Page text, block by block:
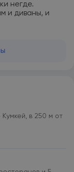
негде.
и диваны, и
в 250 м от